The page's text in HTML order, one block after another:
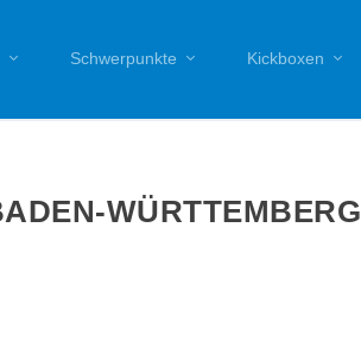
Schwerpunkte Kickboxen
WÜRTTEMBERG